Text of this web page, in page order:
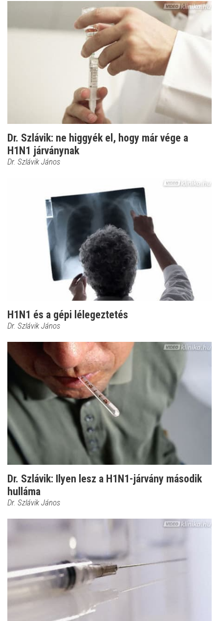
Dr. Szlávik: ne higgyék el, hogy már vége a
H1N1 járványnak
Dr. Szlávik János
H1N1 és a gépi lélegeztetés
Dr. Szlávik János
Dr. Szlávik: Ilyen lesz a H1N1-járvány második
hulláma
Dr. Szlávik János